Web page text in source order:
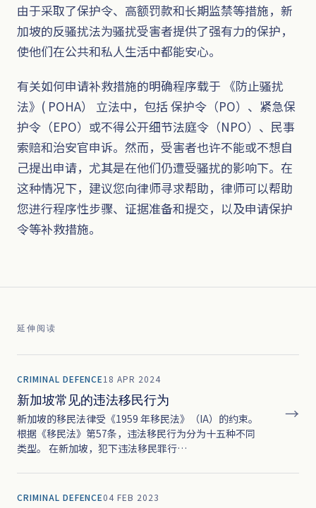
由于采取了保护令、高额罚款和长期监禁等措施，新
加坡的反骚扰法为骚扰受害者提供了强有力的保护，
使他们在公共和私人生活中都能安心。
有关如何申请补救措施的明确程序载于 《防止骚扰
法》( POHA） 立法中，包括 保护令（PO）、紧急保
护令（EPO）或不得公开细节法庭令（NPO）、民事
索赔和治安官申诉。然而，受害者也许不能或不想自
己提出申请，尤其是在他们仍遭受骚扰的影响下。在
这种情况下，建议您向律师寻求帮助，律师可以帮助
您进行程序性步骤、证据准备和提交，以及申请保护
令等补救措施。
延伸阅读
CRIMINAL DEFENCE18 APR 2024
新加坡常见的违法移民行为
新加坡的移民法律受《1959 年移民法》（IA）的约束。
根据《移民法》第57条，违法移民行为分为十五种不同
类型。 在新加坡，犯下违法移民罪行…
→
CRIMINAL DEFENCE04 FEB 2023